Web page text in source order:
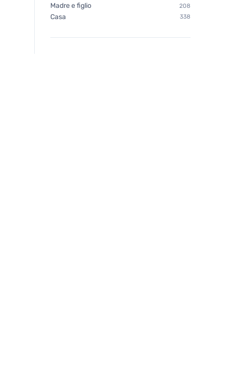
Madre e figlio 208
Casa 338